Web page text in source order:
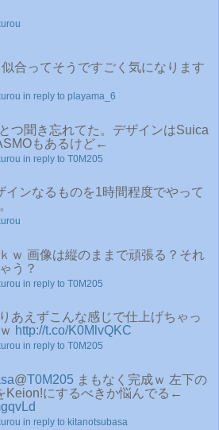
似合ってそうですごく気になります
in reply to playama_6
つ聞き忘れてた。デザインはSuica
もあるけど←
in reply to T0M205
インなるものを1時間程度でやって
ｗ 画像は縦のままで頑張る？それ
う？
in reply to T0M205
あえずこんな感じで仕上げちゃっ
http://t.co/K0MlvQKC
in reply to T0M205
@T0M205 まもなく完成ｗ 左下の
Keion!にするべきか悩んでる←
in reply to kitanotsubasa